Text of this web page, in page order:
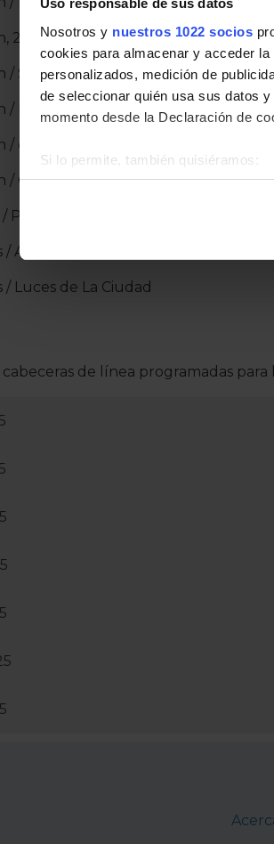
Uso responsable de sus datos
Nosotros y nuestros 1022 socios
cookies para almacenar y acceder
personalizados, medición de
de seleccionar quién usa sus datos
momento desde la Declaración de
Si lo permite, también quisiéramos:
Recopilar información sobre
La publicidad digital personalizada,
el seguimiento y análisis de tu
en cuyo caso no
21
/ Supermercado
Iglesia
/ depósito
/ Glorieta Santiago Loren
Parque de La Razón
Atraco A Las Tres
/ Luces de La Ciudad
de línea programadas para